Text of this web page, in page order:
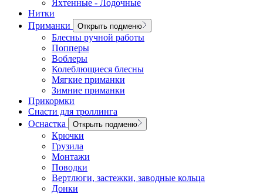
Яхтенные - Лодочные
Нитки
Приманки
Открыть подменю
Блесны ручной работы
Попперы
Воблеры
Колеблющиеся блесны
Мягкие приманки
Зимние приманки
Прикормки
Снасти для троллинга
Оснастка
Открыть подменю
Крючки
Грузила
Монтажи
Поводки
Вертлюги, застежки, заводные кольца
Донки